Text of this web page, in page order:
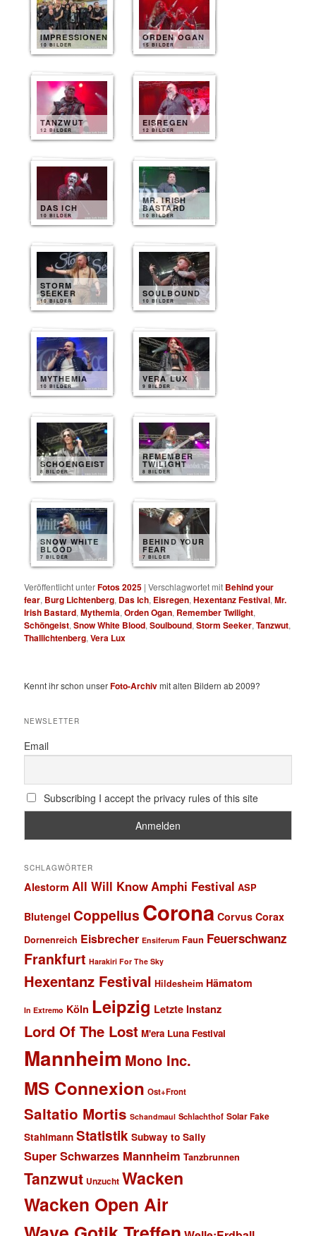
IMPRESSIONEN
10 BILDER
ORDEN OGAN
15 BILDER
TANZWUT
12 BILDER
EISREGEN
12 BILDER
DAS ICH
10 BILDER
MR. IRISH
BASTARD
10 BILDER
STORM
SEEKER
10 BILDER
SOULBOUND
10 BILDER
MYTHEMIA
10 BILDER
VERA LUX
9 BILDER
SCHOENGEIST
8 BILDER
REMEMBER
TWILIGHT
8 BILDER
SNOW WHITE
BLOOD
7 BILDER
BEHIND YOUR
FEAR
7 BILDER
Veröffentlicht unterFotos 2025 |Verschlagwortet mit Behind your
fear, Burg Lichtenberg, Das Ich, Eisregen,Hexentanz Festival,Mr.
Irish Bastard,Mythemia,Orden Ogan, Remember Twilight,
Schöngeist,Snow White Blood,Soulbound,Storm Seeker,Tanzwut,
Thallichtenberg,Vera Lux
Kennt ihr schon unserFoto-Archivmit alten Bildern ab 2009?
NEWSLETTER
Email
Subscribing I accept the privacy rules of this site
SCHLAGWÖRTER
Alestorm All Will KnowAmphi Festival ASP
Blutengel Coppelius Corona Corvus Corax
Dornenreich Eisbrecher Ensiferum Faun Feuerschwanz
Frankfurt Harakiri For The Sky
Hexentanz Festival Hildesheim Hämatom
In Extremo Köln Leipzig Letzte Instanz
Lord Of The Lost M'era Luna Festival
Mannheim Mono Inc.
MS Connexion Ost+Front
Saltatio Mortis Schandmaul Schlachthof Solar Fake
Stahlmann Statistik Subway to Sally
Super Schwarzes Mannheim Tanzbrunnen
Tanzwut Unzucht Wacken
Wacken Open Air